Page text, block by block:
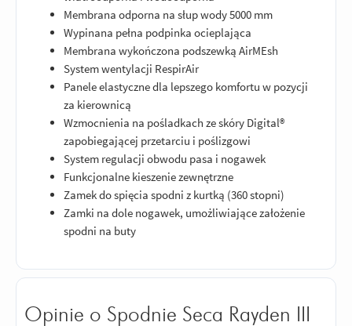
Membrana odporna na słup wody 5000 mm
Wypinana pełna podpinka ocieplająca
Membrana wykończona podszewką AirMEsh
System wentylacji RespirAir
Panele elastyczne dla lepszego komfortu w pozycji
za kierownicą
Wzmocnienia na pośladkach ze skóry Digital®
zapobiegającej przetarciu i poślizgowi
System regulacji obwodu pasa i nogawek
Funkcjonalne kieszenie zewnętrzne
Zamek do spięcia spodni z kurtką (360 stopni)
Zamki na dole nogawek, umożliwiające założenie
spodni na buty
Opinie o Spodnie Seca Rayden III